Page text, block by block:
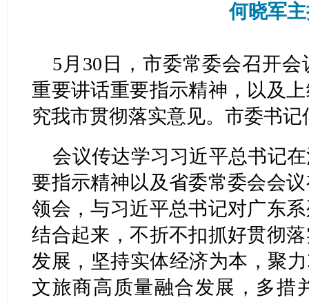
何晓军
5月30日，市委常委会召开
重要讲话重要指示精神，以及
究我市贯彻落实意见。市委书
会议传达学习习近平总书记
要指示精神以及省委常委会会
领会，与习近平总书记对广东
结合起来，不折不扣抓好贯彻
发展，坚持实体经济为本，聚
文旅商高质量融合发展，多措